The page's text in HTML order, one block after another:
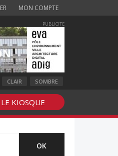
MON COMPTE
PUBLICITE
CLAIR SOMBRE
LE KIOSQUE